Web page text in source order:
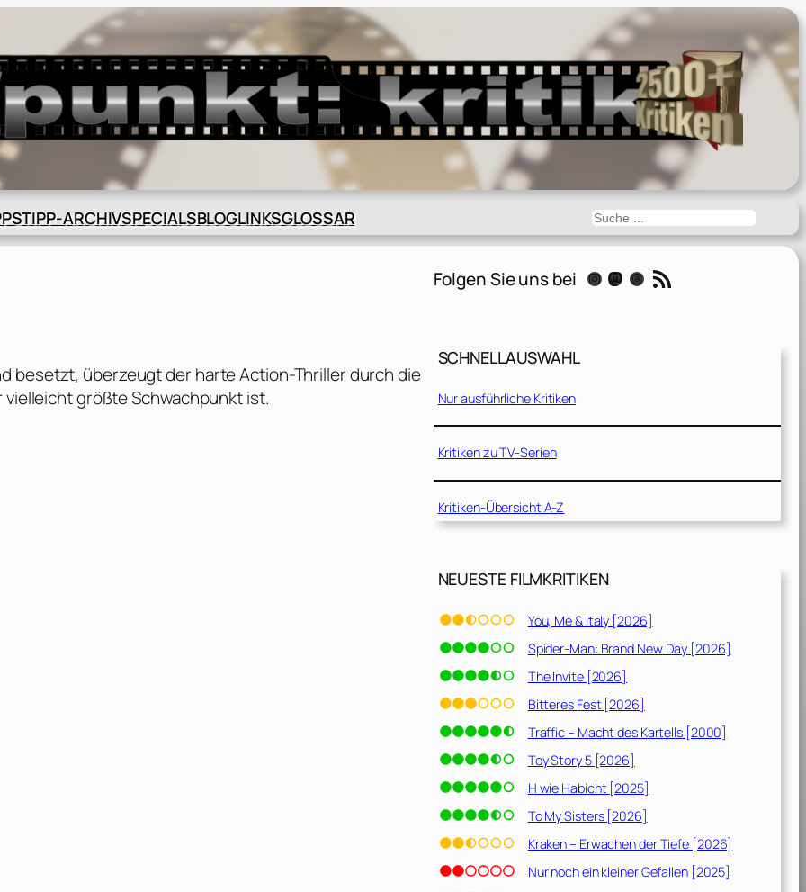
TIPP-ARCHIVSPECIALSBLOGLINKSGLOSSAR Suchen
besetzt, überzeugt der harte Action-Thriller durch die
größte Schwachpunkt ist.
Folgen Sie uns bei Instagram Mastodon Threads RSS-Feed
SCHNELLAUSWAHL
Nur ausführliche Kritiken
Kritiken zu TV-Serien
Kritiken-Übersicht A-Z
NEUESTE FILMKRITIKEN
You, Me & Italy [2026]
Spider-Man: Brand New Day [2026]
The Invite [2026]
Bitteres Fest [2026]
Traffic – Macht des Kartells [2000]
Toy Story 5 [2026]
H wie Habicht [2025]
To My Sisters [2026]
Kraken – Erwachen der Tiefe [2026]
Nur noch ein kleiner Gefallen [2025]